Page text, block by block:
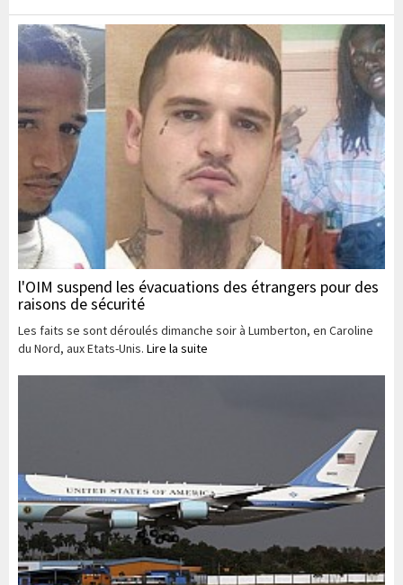
l'OIM suspend les évacuations des étrangers pour des
raisons de sécurité
Les faits se sont déroulés dimanche soir à Lumberton, en Caroline
du Nord, aux Etats-Unis. Lire la suite